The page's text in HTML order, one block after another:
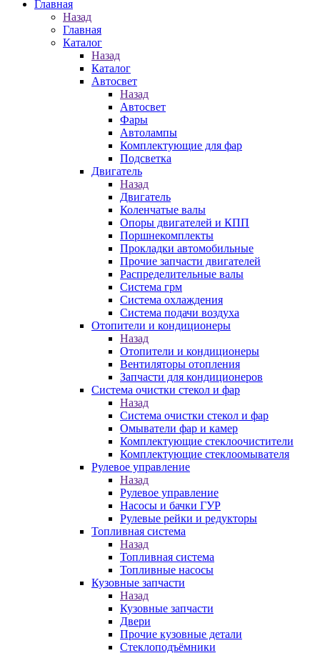
Главная
Назад
Главная
Каталог
Назад
Каталог
Автосвет
Назад
Автосвет
Фары
Автолампы
Комплектующие для фар
Подсветка
Двигатель
Назад
Двигатель
Коленчатые валы
Опоры двигателей и КПП
Поршнекомплекты
Прокладки автомобильные
Прочие запчасти двигателей
Распределительные валы
Система грм
Система охлаждения
Система подачи воздуха
Отопители и кондиционеры
Назад
Отопители и кондиционеры
Вентиляторы отопления
Запчасти для кондиционеров
Система очистки стекол и фар
Назад
Система очистки стекол и фар
Омыватели фар и камер
Комплектующие стеклоочистители
Комплектующие стеклоомывателя
Рулевое управление
Назад
Рулевое управление
Насосы и бачки ГУР
Рулевые рейки и редукторы
Топливная система
Назад
Топливная система
Топливные насосы
Кузовные запчасти
Назад
Кузовные запчасти
Двери
Прочие кузовные детали
Стеклоподъёмники